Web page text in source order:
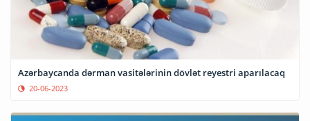
Azərbaycanda dərman vasitələrinin dövlət reyestri aparılacaq
20-06-2023